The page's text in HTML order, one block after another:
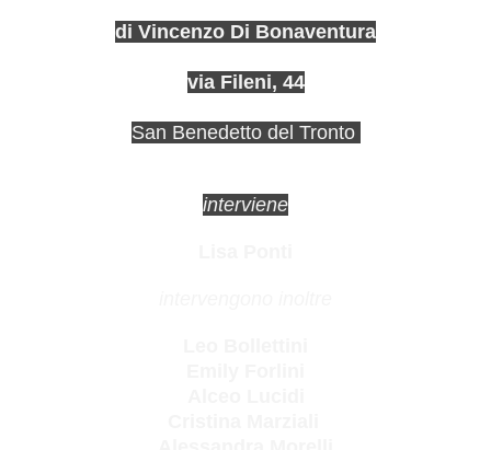
di Vincenzo Di Bonaventura
via Fileni, 44
San Benedetto del Tronto
interviene